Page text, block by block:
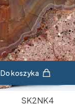
Do koszyka
SK2NK4